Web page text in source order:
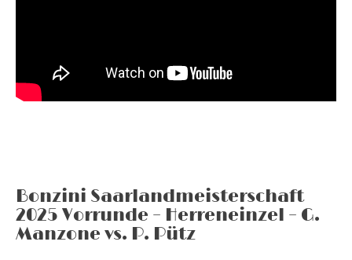
Bonzini Saarlandmeisterschaft
2025 Vorrunde – Herreneinzel – G.
Manzone vs. P. Pütz